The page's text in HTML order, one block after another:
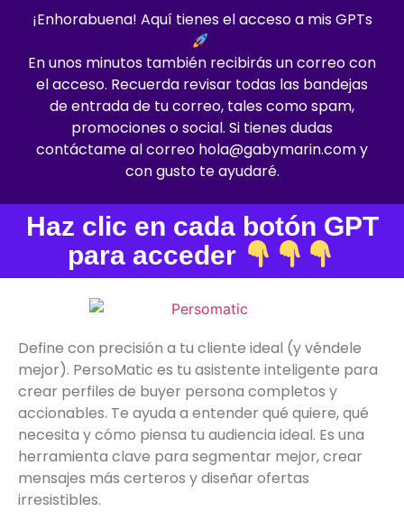
¡Enhorabuena! Aquí tienes el acceso a mis GPTs
En unos minutos también recibirás un correo con
el acceso. Recuerda revisar todas las bandejas
de entrada de tu correo, tales como spam,
promociones o social. Si tienes dudas
contáctame al correo hola@gabymarin.com y
con gusto te ayudaré.
Haz clic en cada botón GPT
para acceder
Define con precisión a tu cliente ideal (y véndele
mejor). PersoMatic es tu asistente inteligente para
crear perfiles de buyer persona completos y
accionables. Te ayuda a entender qué quiere, qué
necesita y cómo piensa tu audiencia ideal. Es una
herramienta clave para segmentar mejor, crear
mensajes más certeros y diseñar ofertas
irresistibles.